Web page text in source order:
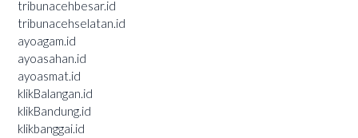
tribunacehbesar.id
tribunacehselatan.id
ayoagam.id
ayoasahan.id
ayoasmat.id
klikBalangan.id
klikBandung.id
klikbanggai.id